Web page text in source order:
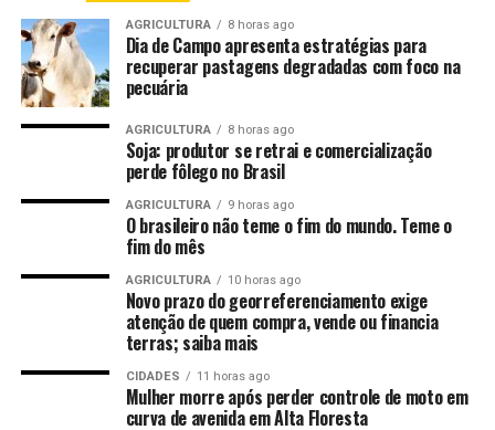
AGRICULTURA 8 horas ago
Dia de Campo apresenta estratégias para
recuperar pastagens degradadas com foco na
pecuária
AGRICULTURA 8 horas ago
Soja: produtor se retrai e comercialização
perde fôlego no Brasil
AGRICULTURA 9 horas ago
O brasileiro não teme o fim do mundo. Teme o
fim do mês
AGRICULTURA 10 horas ago
Novo prazo do georreferenciamento exige
atenção de quem compra, vende ou financia
terras; saiba mais
CIDADES 11 horas ago
Mulher morre após perder controle de moto em
curva de avenida em Alta Floresta